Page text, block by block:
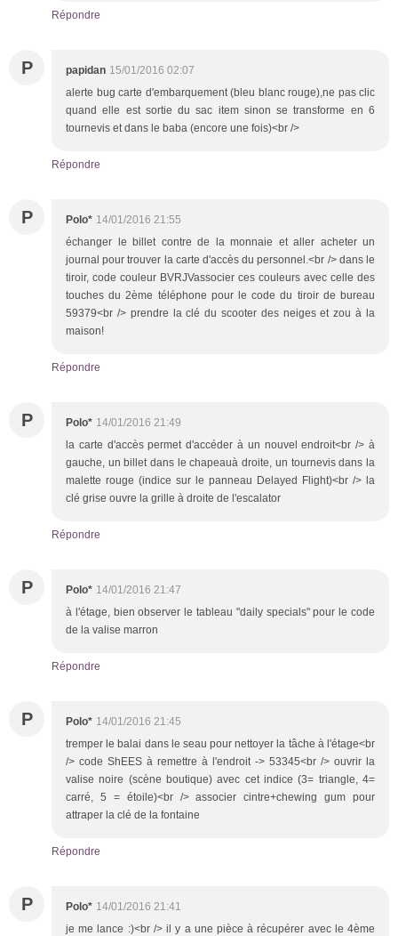
Répondre
P papidan 15/01/2016 02:07
alerte bug carte d'embarquement (bleu blanc rouge),ne pas clic
quand elle est sortie du sac item sinon se transforme en 6
tournevis et dans le baba (encore une fois)<br />
Répondre
P Polo* 14/01/2016 21:55
échanger le billet contre de la monnaie et aller acheter un
journal pour trouver la carte d'accès du personnel.<br /> dans le
tiroir, code couleur BVRJVassocier ces couleurs avec celle des
touches du 2ème téléphone pour le code du tiroir de bureau
59379<br /> prendre la clé du scooter des neiges et zou à la
maison!
Répondre
P Polo* 14/01/2016 21:49
la carte d'accès permet d'accéder à un nouvel endroit<br /> à
gauche, un billet dans le chapeauà droite, un tournevis dans la
malette rouge (indice sur le panneau Delayed Flight)<br /> la
clé grise ouvre la grille à droite de l'escalator
Répondre
P Polo* 14/01/2016 21:47
à l'étage, bien observer le tableau "daily specials" pour le code
de la valise marron
Répondre
P Polo* 14/01/2016 21:45
tremper le balai dans le seau pour nettoyer la tâche à l'étage<br
/> code ShEES à remettre à l'endroit -> 53345<br /> ouvrir la
valise noire (scène boutique) avec cet indice (3= triangle, 4=
carré, 5 = étoile)<br /> associer cintre+chewing gum pour
attraper la clé de la fontaine
Répondre
P Polo* 14/01/2016 21:41
je me lance :)<br /> il y a une pièce à récupérer avec le 4ème